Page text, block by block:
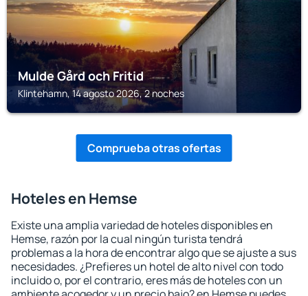
Mulde Gård och Fritid
Klintehamn, 14 agosto 2026, 2 noches
Comprueba otras ofertas
Hoteles en Hemse
Existe una amplia variedad de hoteles disponibles en
Hemse, razón por la cual ningún turista tendrá
problemas a la hora de encontrar algo que se ajuste a sus
necesidades. ¿Prefieres un hotel de alto nivel con todo
incluido o, por el contrario, eres más de hoteles con un